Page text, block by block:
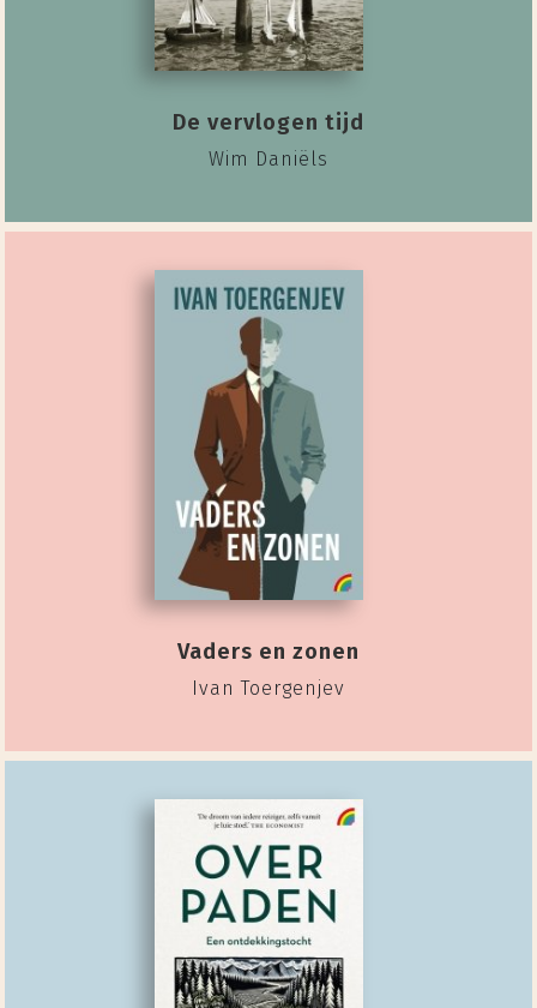
De vervlogen tijd
Wim Daniëls
Vaders en zonen
Ivan Toergenjev